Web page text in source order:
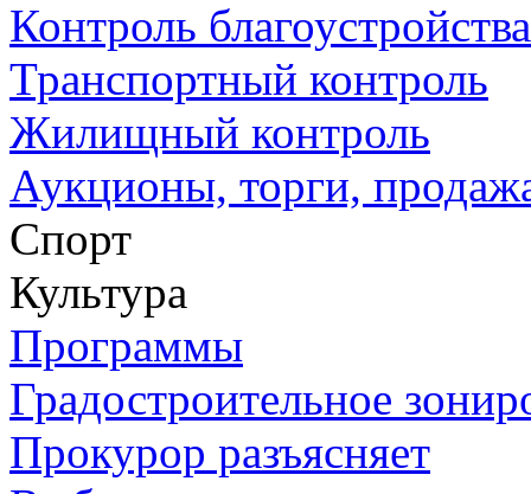
Контроль благоустройства
Транспортный контроль
Жилищный контроль
Аукционы, торги,
Спорт
Культура
Программы
Градостроительное
Прокурор разъясняет